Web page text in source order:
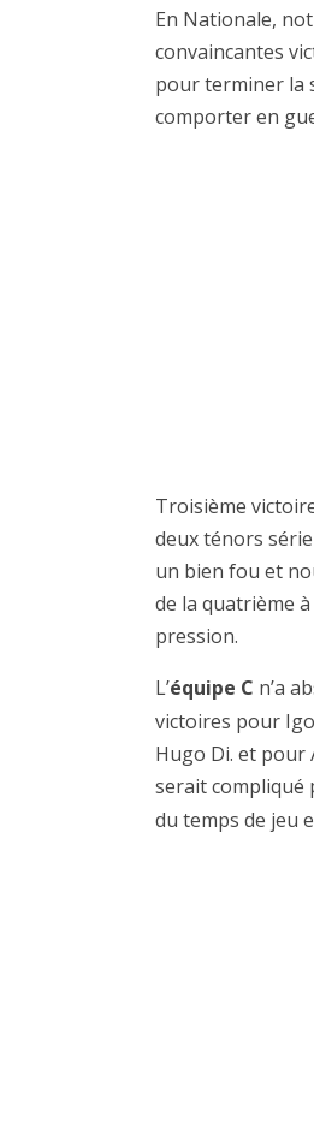
En Nationale,
convaincantes
pour terminer la
comporter en
Troisième
deux ténors
un bien fou et
de la quatrième
pression.
L’équipe C n’a
victoires pour
Hugo Di. et pour
serait compliqué
du temps de jeu